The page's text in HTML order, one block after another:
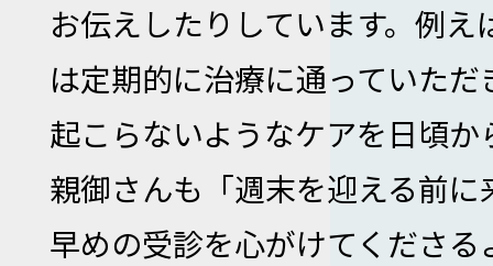
お伝えしたりしています。例
は定期的に治療に通っていた
起こらないようなケアを日頃
親御さんも「週末を迎える前
早めの受診を心がけてくださ